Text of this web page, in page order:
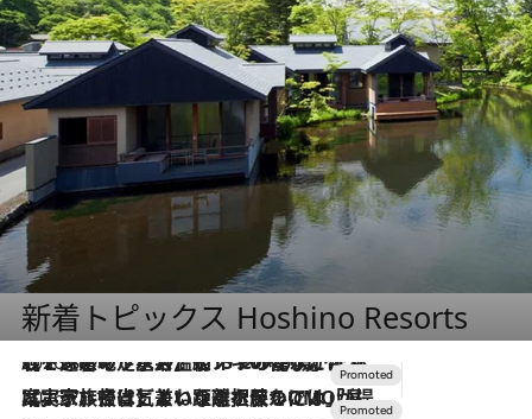
新着トピックス Hoshino Resorts
2026.8.7
【トンボの足水浴】ヒノキの香りに包まれて涼感マックス！約13℃の湧水かけ流しを避暑地「星野温泉 トンボの湯」で体験
2026.7.31
【ホテル帰省】という選択肢をOMOが提案。家族とほどよい距離を保つには「昼は実家、夜は気兼ねなくホテルで！」